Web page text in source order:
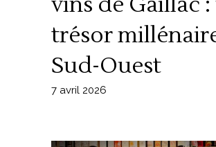
trésor
Sud-Ouest
7 avril 2026